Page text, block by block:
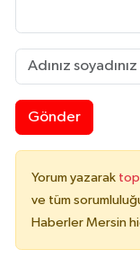
Gönder
Yorum yazarak
ve tüm
Haberler Mersin